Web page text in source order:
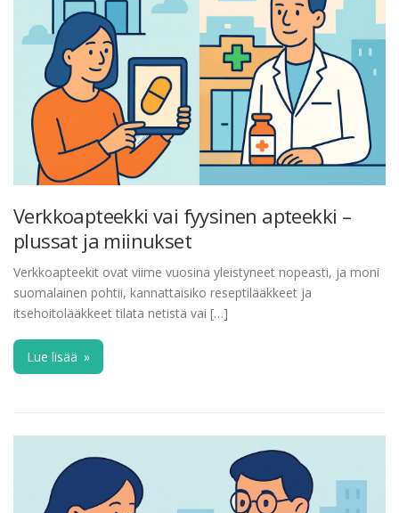
Verkkoapteekki vai fyysinen apteekki –
plussat ja miinukset
Verkkoapteekit ovat viime vuosina yleistyneet nopeasti, ja moni
suomalainen pohtii, kannattaisiko reseptilääkkeet ja
itsehoitolääkkeet tilata netistä vai […]
Lue lisää »